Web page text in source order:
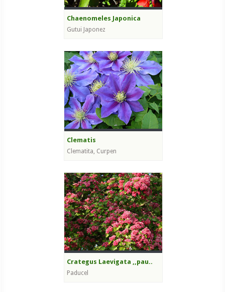
Chaenomeles Japonica
Gutui Japonez
Clematis
Clematita, Curpen
Crategus Laevigata ,,pau..
Paducel